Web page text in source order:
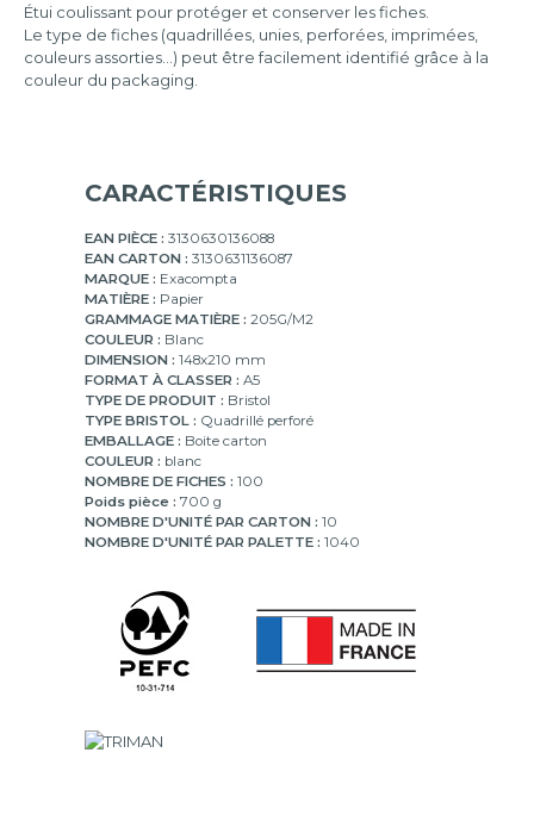
148x210
mm
210x297
Étui coulissant pour protéger et conserver les fiches.
Le type de fiches (quadrillées, unies, perforées, imprimées,
couleurs assorties...) peut être facilement identifié grâce à la
couleur du packaging.
CARACTÉRISTIQUES
EAN PIÈCE : 3130630136088
EAN CARTON : 3130631136087
MARQUE : Exacompta
MATIÈRE : Papier
GRAMMAGE MATIÈRE : 205G/M2
COULEUR : Blanc
DIMENSION : 148x210 mm
FORMAT À CLASSER : A5
TYPE DE PRODUIT : Bristol
TYPE BRISTOL : Quadrillé perforé
EMBALLAGE : Boite carton
COULEUR : blanc
NOMBRE DE FICHES : 100
Poids pièce : 700 g
NOMBRE D'UNITÉ PAR CARTON : 10
NOMBRE D'UNITÉ PAR PALETTE : 1040